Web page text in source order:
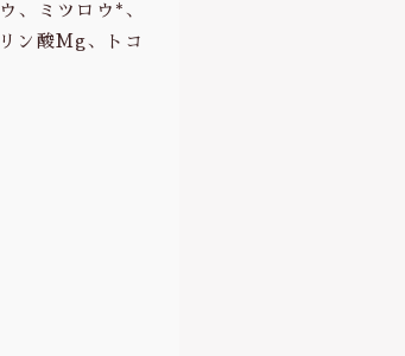
、ミツロウ*、
ン酸Mg、トコ